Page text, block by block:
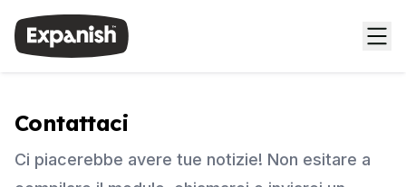
Contattaci
Ci piacerebbe avere tue notizie! Non esitare a